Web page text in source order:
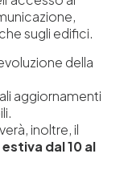
Ricerche del
(NA) – Tel. +39
sugli edifici.
della
aggiornamenti
inoltre, il
dal 10 al